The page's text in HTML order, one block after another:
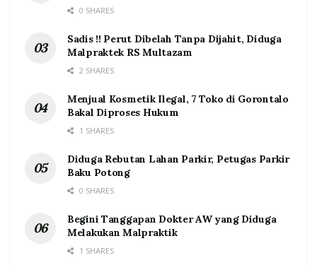
0 SHARES
Sadis !! Perut Dibelah Tanpa Dijahit, Diduga
Malpraktek RS Multazam
2 SHARES
Menjual Kosmetik Ilegal, 7 Toko di Gorontalo
Bakal Diproses Hukum
1 SHARES
Diduga Rebutan Lahan Parkir, Petugas Parkir
Baku Potong
0 SHARES
Begini Tanggapan Dokter AW yang Diduga
Melakukan Malpraktik
1 SHARES